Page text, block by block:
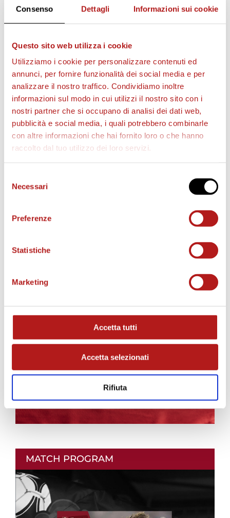
Consenso Dettagli Informazioni sui cookie
Questo sito web utilizza i cookie
Utilizziamo i cookie per personalizzare contenuti ed
annunci, per fornire funzionalità dei social media e per
analizzare il nostro traffico. Condividiamo inoltre
informazioni sul modo in cui utilizzi il nostro sito con i
nostri partner che si occupano di analisi dei dati web,
pubblicità e social media, i quali potrebbero combinarle
con altre informazioni che hai fornito loro o che hanno
raccolto dal tuo utilizzo dei loro servizi.
delNecessari
Preferenze
Statistiche
Marketing
Accetta tutti
Accetta selezionati
Rifiuta
BIGLIETTI
AS CITTADELLA STORE
MATCH PROGRAM